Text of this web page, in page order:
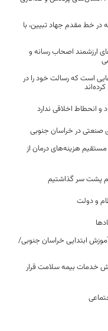
در خط مقدم جهاد تبیین، با
ارزشمند اصحاب رسانه و
است که رسالت خود را در
انحطاط اخلاقی ندارد
صنعتی در خراسان جنوبی
هزینه‌های درمان از
پشت سر گذاشتیم
و دولت
ابتدایی خراسان جنوبی/
خدمات بیمه سلامت قرار